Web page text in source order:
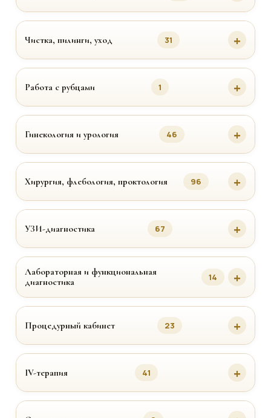
Чистка, пилинги, уход 31
Работа с рубцами 1
Гинекология и урология 46
Хирургия, флебология, проктология 96
УЗИ-диагностика 67
Лабораторная и функциональная
диагностика
14
Процедурный кабинет 23
IV-терапия 41